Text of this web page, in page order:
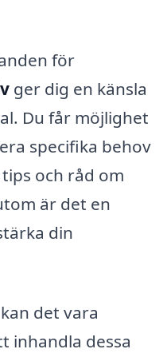
för
ger dig en känsla
Du får möjlighet
specifika behov
och råd om
är det en
din
det vara
inhandla dessa